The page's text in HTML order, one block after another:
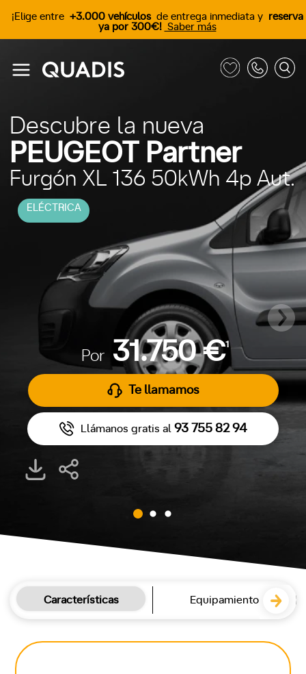
¡Elige entre +3.000 vehículos de entrega inmediata y reserva
ya por 300€! Saber más
Descubre la nueva
PEUGEOT Partner
ELÉCTRICA
Furgón XL 136 50kWh 4p Aut.
Por 31.750 €1
Te llamamos
Llámanos gratis al 93 755 82 94
Características Equipamiento